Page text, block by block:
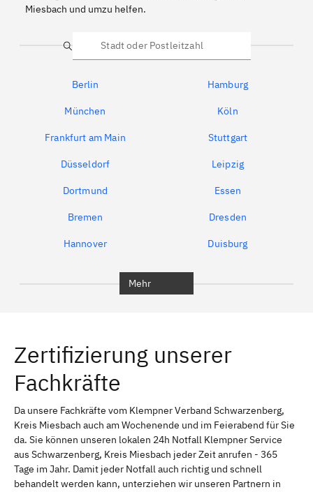
Miesbach und umzu helfen.
Suche
Berlin Hamburg
München Köln
Frankfurt am Main Stuttgart
Düsseldorf Leipzig
Dortmund Essen
Bremen Dresden
Hannover Duisburg
Erlangen Bamberg
Bayreuth
Schweinfurt Passau
Freising Rudelsdorf, Mittelfranken
Mehr
Zertifizierung unserer
Fachkräfte
Da unsere Fachkräfte vom Klempner Verband Schwarzenberg,
Kreis Miesbach auch am Wochenende und im Feierabend für Sie
da. Sie können unseren lokalen 24h Notfall Klempner Service
aus Schwarzenberg, Kreis Miesbach jeder Zeit anrufen - 365
Tage im Jahr. Damit jeder Notfall auch richtig und schnell
behandelt werden kann, unterziehen wir unseren Partnern in